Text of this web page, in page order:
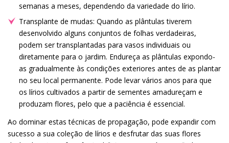
semanas a meses, dependendo da variedade do lírio.
Transplante de mudas: Quando as plântulas tiverem
desenvolvido alguns conjuntos de folhas verdadeiras,
podem ser transplantadas para vasos individuais ou
diretamente para o jardim. Endureça as plântulas expondo-
as gradualmente às condições exteriores antes de as plantar
no seu local permanente. Pode levar vários anos para que
os lírios cultivados a partir de sementes amadureçam e
produzam flores, pelo que a paciência é essencial.
Ao dominar estas técnicas de propagação, pode expandir com
sucesso a sua coleção de lírios e desfrutar das suas flores